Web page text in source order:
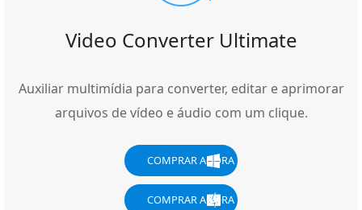
Video Converter Ultimate
Auxiliar multimídia para converter, editar e aprimorar
arquivos de vídeo e áudio com um clique.
COMPRAR AGORA
COMPRAR AGORA